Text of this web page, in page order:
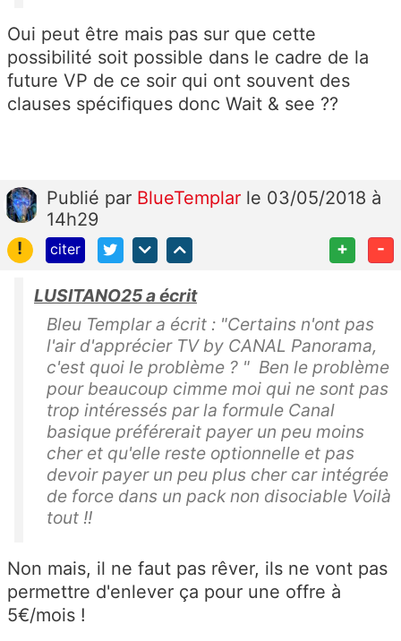
Oui peut être mais pas sur que cette
possibilité soit possible dans le cadre de la
future VP de ce soir qui ont souvent des
clauses spécifiques donc Wait & see ??
Publié par BlueTemplar le 03/05/2018 à
14h29
!
citer + -
LUSITANO25 a écrit
Bleu Templar a écrit : "Certains n'ont pas
l'air d'apprécier TV by CANAL Panorama,
c'est quoi le problème ? " Ben le problème
pour beaucoup cimme moi qui ne sont pas
trop intéressés par la formule Canal
basique préférerait payer un peu moins
cher et qu'elle reste optionnelle et pas
devoir payer un peu plus cher car intégrée
de force dans un pack non disociable Voilà
tout !!
Non mais, il ne faut pas rêver, ils ne vont pas
permettre d'enlever ça pour une offre à
5€/mois !